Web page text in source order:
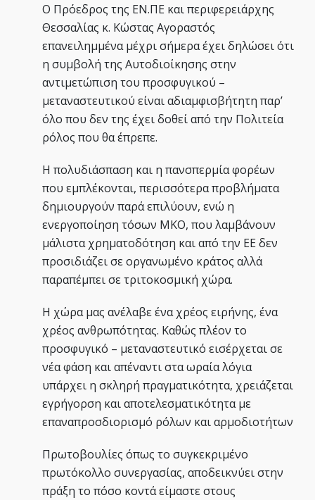
Ο Πρόεδρος της ΕΝ.ΠΕ και περιφερειάρχης
Θεσσαλίας κ. Κώστας Αγοραστός
επανειλημμένα μέχρι σήμερα έχει δηλώσει ότι
η συμβολή της Αυτοδιοίκησης στην
αντιμετώπιση του προσφυγικού –
μεταναστευτικού είναι αδιαμφισβήτητη παρ’
όλο που δεν της έχει δοθεί από την Πολιτεία
ρόλος που θα έπρεπε.
Η πολυδιάσπαση και η πανσπερμία φορέων
που εμπλέκονται, περισσότερα προβλήματα
δημιουργούν παρά επιλύουν, ενώ η
ενεργοποίηση τόσων ΜΚΟ, που λαμβάνουν
μάλιστα χρηματοδότηση και από την ΕΕ δεν
προσιδιάζει σε οργανωμένο κράτος αλλά
παραπέμπει σε τριτοκοσμική χώρα.
Η χώρα μας ανέλαβε ένα χρέος ειρήνης, ένα
χρέος ανθρωπότητας. Καθώς πλέον το
προσφυγικό – μεταναστευτικό εισέρχεται σε
νέα φάση και απέναντι στα ωραία λόγια
υπάρχει η σκληρή πραγματικότητα, χρειάζεται
εγρήγορση και αποτελεσματικότητα με
επαναπροσδιορισμό ρόλων και αρμοδιοτήτων
Πρωτοβουλίες όπως το συγκεκριμένο
πρωτόκολλο συνεργασίας, αποδεικνύει στην
πράξη το πόσο κοντά είμαστε στους